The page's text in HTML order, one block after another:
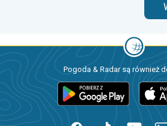
Pogoda & Radar są również